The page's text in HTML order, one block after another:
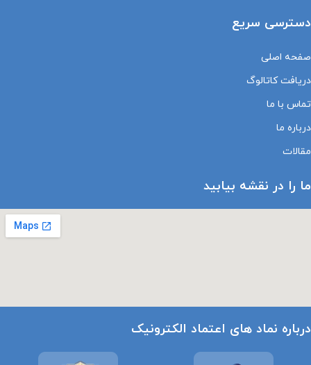
دسترسی سریع
صفحه اصلی
دریافت کاتالوگ
تماس با ما
درباره ما
مقالات
ما را در نقشه بیابید
درباره نماد های اعتماد الکترونیک